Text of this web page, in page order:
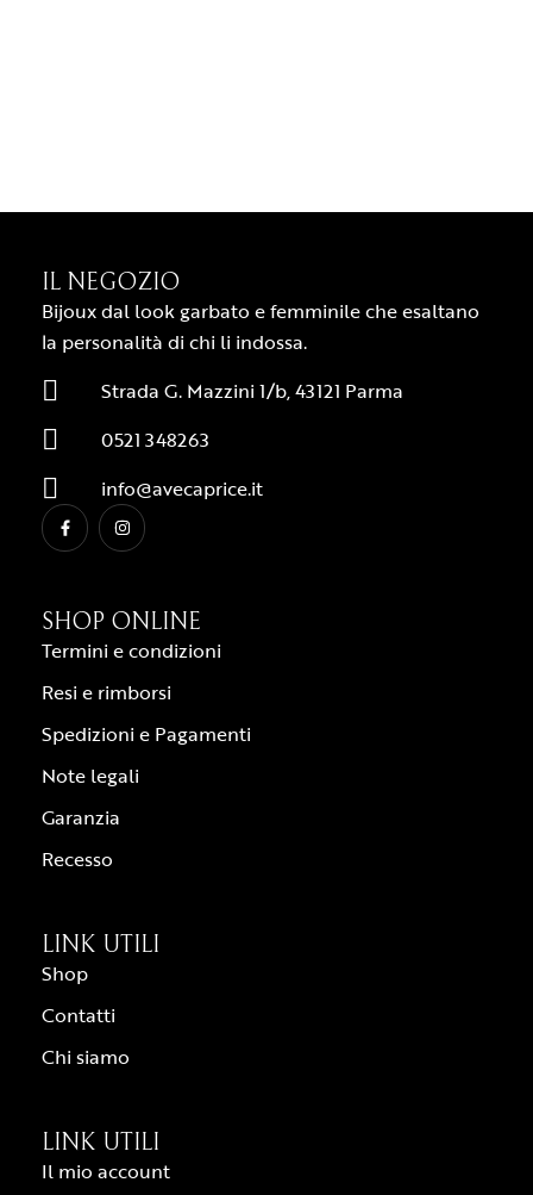
IL NEGOZIO
Bijoux dal look garbato e femminile che esaltano
la personalità di chi li indossa.
Strada G. Mazzini 1/b, 43121 Parma
0521 348263
info@avecaprice.it
SHOP ONLINE
Termini e condizioni
Resi e rimborsi
Spedizioni e Pagamenti
Note legali
Garanzia
Recesso
LINK UTILI
Shop
Contatti
Chi siamo
LINK UTILI
Il mio account